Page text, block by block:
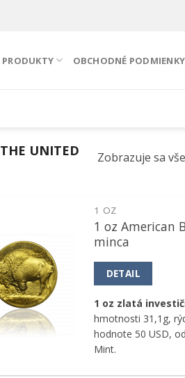
PRODUKTY OBCHODNÉ PODMIENKY
THE UNITED
Zobrazuje sa
obľúbeným
1 OZ
1 oz American
minca
DETAIL
1 oz zlatá
hmotnosti 31,1g,
hodnote 50 USD,
Mint.